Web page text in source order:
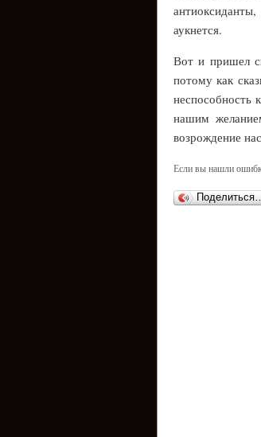
аукнется.
Вот и пришел
потому как
неспособность
нашим
возрождение
Если вы нашли